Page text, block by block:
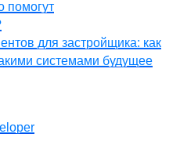
помогут
для застройщика: как
системами будущее
стр. 53